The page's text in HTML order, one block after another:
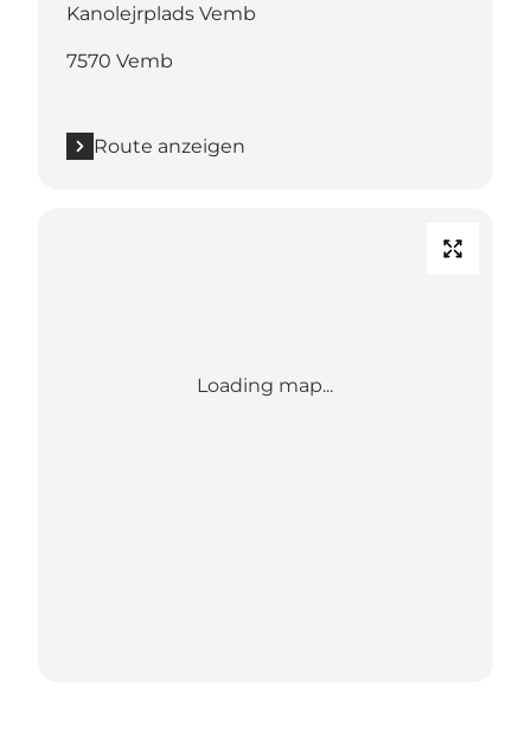
Kanolejrplads Vemb
7570 Vemb
Route anzeigen
Loading map...